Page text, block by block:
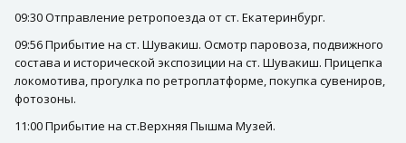
09:30 Отправление ретропоезда от ст. Екатеринбург.
09:56 Прибытие на ст. Шувакиш. Осмотр паровоза, подвижного
состава и исторической экспозиции на ст. Шувакиш. Прицепка
локомотива, прогулка по ретроплатформе, покупка сувениров,
фотозоны.
11:00 Прибытие на ст.Верхняя Пышма Музей.